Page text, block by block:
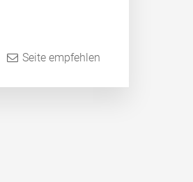
Seite empfehlen